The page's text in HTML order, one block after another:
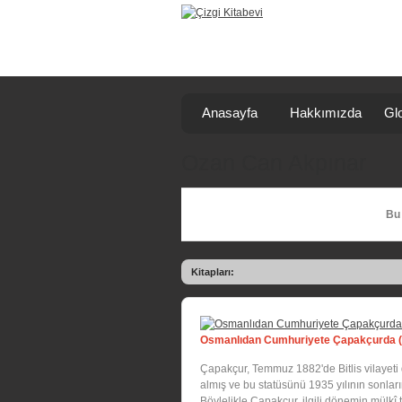
Anasayfa Hakkımızda
Kitapları:
Osmanlıdan Cumhuriyete
Çapakçur, Temmuz 1882'de Bitlis
almış ve bu statüsünü 1935 yılının